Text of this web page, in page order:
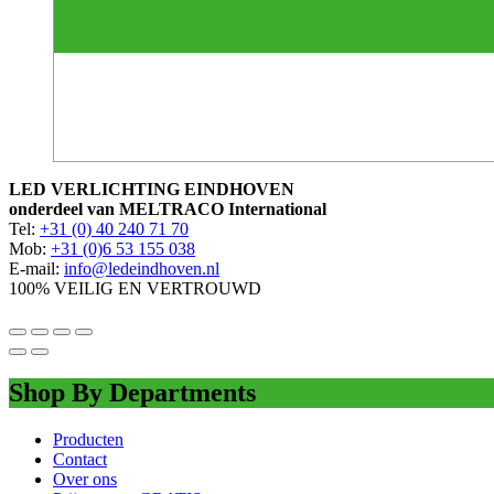
LED VERLICHTING EINDHOVEN
onderdeel van MELTRACO International
Tel: +31 (0) 40 240 71 70
Mob: +31 (0)6 53 155 038
E-mail: info@ledeindhoven.nl
100% VEILIG EN VERTROUWD
Shop By Departments
Producten
Contact
Over ons